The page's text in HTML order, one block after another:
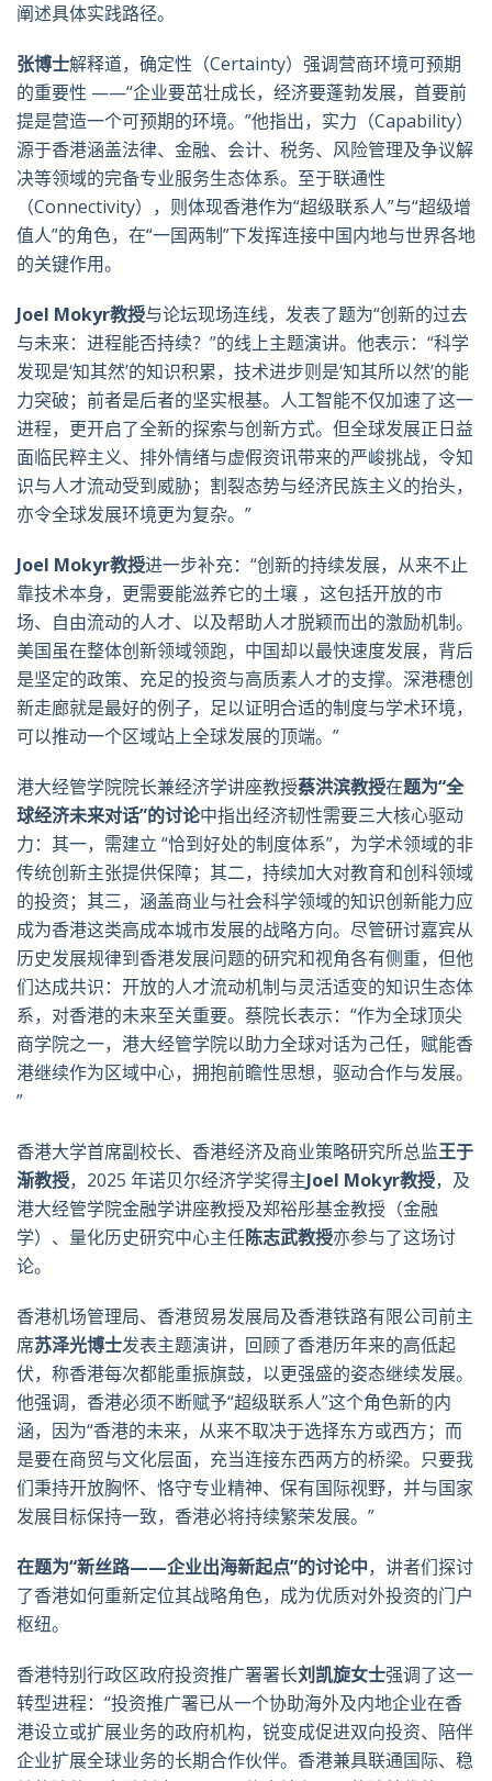
阐述具体实践路径。
张博士解释道，确定性（Certainty）强调营商环境可预期
的重要性 ——“企业要茁壮成长，经济要蓬勃发展，首要前
提是营造一个可预期的环境。”他指出，实力（Capability）
源于香港涵盖法律、金融、会计、税务、风险管理及争议解
决等领域的完备专业服务生态体系。至于联通性
（Connectivity），则体现香港作为“超级联系人”与“超级增
值人”的角色，在“一国两制”下发挥连接中国内地与世界各地
的关键作用。
Joel Mokyr教授与论坛现场连线，发表了题为“创新的过去
与未来：进程能否持续？”的线上主题演讲。他表示：“科学
发现是‘知其然’的知识积累，技术进步则是‘知其所以然’的能
力突破；前者是后者的坚实根基。人工智能不仅加速了这一
进程，更开启了全新的探索与创新方式。但全球发展正日益
面临民粹主义、排外情绪与虚假资讯带来的严峻挑战，令知
识与人才流动受到威胁；割裂态势与经济民族主义的抬头，
亦令全球发展环境更为复杂。”
Joel Mokyr教授进一步补充：“创新的持续发展，从来不止
靠技术本身，更需要能滋养它的土壤 ，这包括开放的市
场、自由流动的人才、以及帮助人才脱颖而出的激励机制。
美国虽在整体创新领域领跑，中国却以最快速度发展，背后
是坚定的政策、充足的投资与高质素人才的支撑。深港穗创
新走廊就是最好的例子，足以证明合适的制度与学术环境，
可以推动一个区域站上全球发展的顶端。”
港大经管学院院长兼经济学讲座教授蔡洪滨教授在题为“全
球经济未来对话”的讨论中指出经济韧性需要三大核心驱动
力：其一，需建立 “恰到好处的制度体系”，为学术领域的非
传统创新主张提供保障；其二，持续加大对教育和创科领域
的投资；其三，涵盖商业与社会科学领域的知识创新能力应
成为香港这类高成本城市发展的战略方向。尽管研讨嘉宾从
历史发展规律到香港发展问题的研究和视角各有侧重，但他
们达成共识：开放的人才流动机制与灵活适变的知识生态体
系，对香港的未来至关重要。蔡院长表示：“作为全球顶尖
商学院之一，港大经管学院以助力全球对话为己任，赋能香
港继续作为区域中心，拥抱前瞻性思想，驱动合作与发展。
”
香港大学首席副校长、香港经济及商业策略研究所总监王于
渐教授，2025 年诺贝尔经济学奖得主Joel Mokyr教授，及
港大经管学院金融学讲座教授及郑裕彤基金教授（金融
学）、量化历史研究中心主任陈志武教授亦参与了这场讨
论。
香港机场管理局、香港贸易发展局及香港铁路有限公司前主
席苏泽光博士发表主题演讲，回顾了香港历年来的高低起
伏，称香港每次都能重振旗鼓，以更强盛的姿态继续发展。
他强调，香港必须不断赋予“超级联系人”这个角色新的内
涵，因为“香港的未来，从来不取决于选择东方或西方；而
是要在商贸与文化层面，充当连接东西两方的桥梁。只要我
们秉持开放胸怀、恪守专业精神、保有国际视野，并与国家
发展目标保持一致，香港必将持续繁荣发展。”
在题为“新丝路——企业出海新起点”的讨论中，讲者们探讨
了香港如何重新定位其战略角色，成为优质对外投资的门户
枢纽。
香港特别行政区政府投资推广署署长刘凯旋女士强调了这一
转型进程：“投资推广署已从一个协助海外及内地企业在香
港设立或扩展业务的政府机构，锐变成促进双向投资、陪伴
企业扩展全球业务的长期合作伙伴。香港兼具联通国际、稳